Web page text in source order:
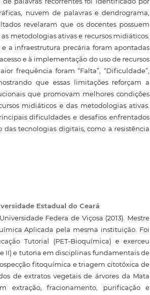
nuvem de palavras e dendrograma,
revelaram que os docentes possuem
metodologias ativas e recursos midiáticos.
a infraestrutura precária foram apontadas
e à implementação do uso de recursos
frequência foram “Falta”, “Dificuldade”,
que essas limitações reforçam a
que promovam melhores condições
midiáticos e das metodologias ativas.
dificuldades e desafios enfrentados
das tecnologias digitais, como a resistência
Estadual do Ceará
Federa de Viçosa (2013). Mestre
Aplicada pela mesma instituição. Foi
Tutorial (PET-Bioquímica) e exerceu
II) e tutoria em disciplinas fundamentais de
fitoquímica e triagem citotóxica de
de extratos vegetais de árvores da Mata
extração, fracionamento, purificação e